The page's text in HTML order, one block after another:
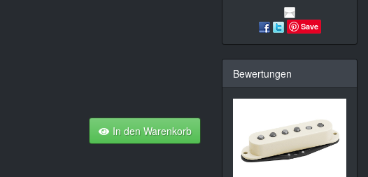
In den Warenkorb
Save
Bewertungen